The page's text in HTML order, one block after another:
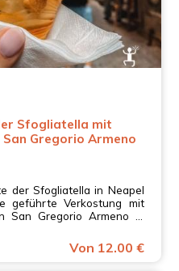
Sfogliatella mit
Gregorio Armeno
der Sfogliatella in Neapel
geführte Verkostung mit
San Gregorio Armeno in
Von 12.00 €